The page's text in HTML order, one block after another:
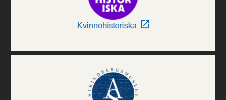
Kvinnohistoriska